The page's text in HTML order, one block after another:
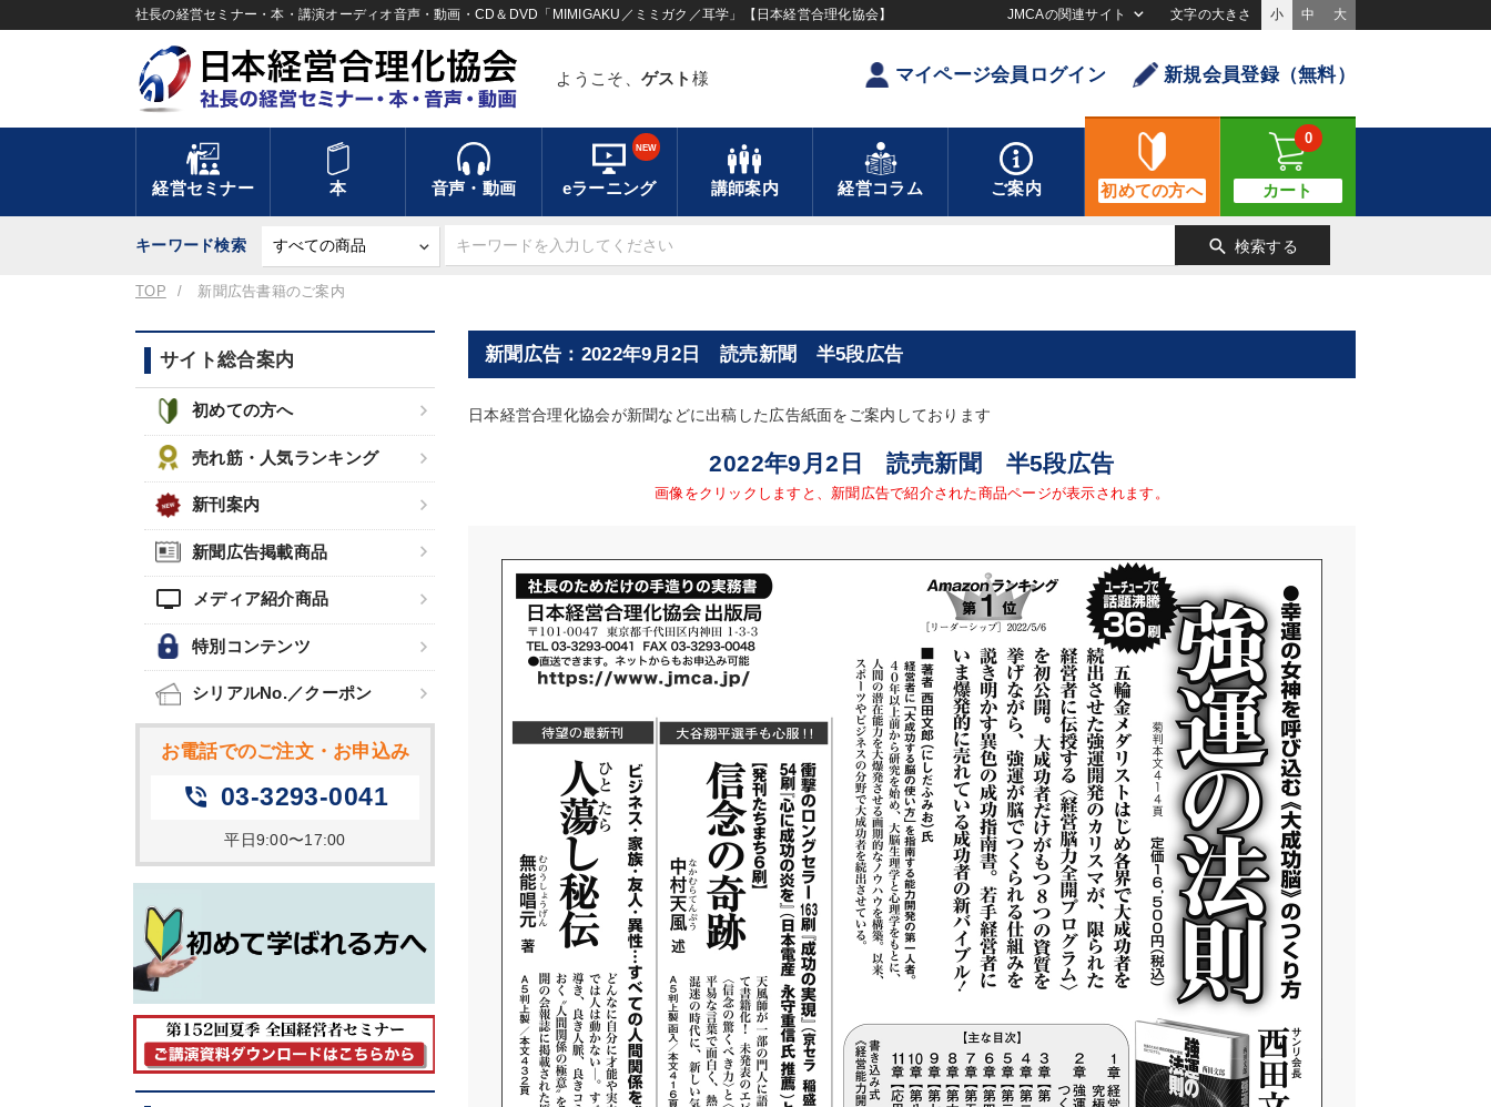
社長の経営セミナー・本・講演オーディオ音声・動画・CD＆DVD「MIMIGAKU／ミミガク／耳学」【日本経営合理化協会】 JMCAの関連サイト 文字の大きさ 小 中 大
ようこそ、 ゲスト 様 マイページ会員ログイン 新規会員登録（無料）
経営セミナー 本 音声・動画 eラーニング
NEW
講師案内 経営コラム ご案内 初めての方へ カート
0
キーワード検索 search 検索する
TOP 新聞広告書籍のご案内
サイト総合案内
初めての方へ
売れ筋・人気ランキング
新刊案内
新聞広告掲載商品
tv メディア紹介商品
特別コンテンツ
シリアルNo.／クーポン
お電話でのご注文・お申込み
phone_in_talk 03-3293-0041
平日9:00〜17:00
新聞広告：2022年9月2日 読売新聞 半5段広告
日本経営合理化協会が新聞などに出稿した広告紙面をご案内しております
2022年9月2日 読売新聞 半5段広告
画像をクリックしますと、新聞広告で紹介された商品ページが表示されます。